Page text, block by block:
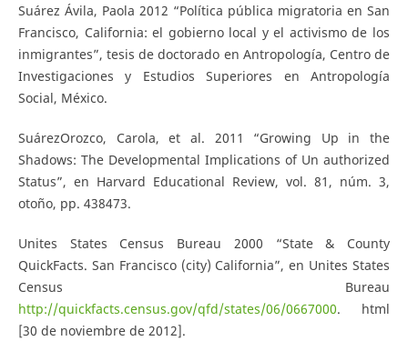
Suárez Ávila, Paola 2012 “Política pública migratoria en San
Francisco, California: el gobierno local y el activismo de los
inmigrantes”, tesis de doctorado en Antropología, Centro de
Investigaciones y Estudios Superiores en Antropología
Social, México.
Suárez­Orozco, Carola, et al. 2011 “Growing Up in the
Shadows: The Developmental Implications of Un­ authorized
Status”, en Harvard Educational Review, vol. 81, núm. 3,
otoño, pp. 438­473.
Unites States Census Bureau 2000 “State & County
QuickFacts. San Francisco (city) California”, en Unites States
Census Bureau
http://quickfacts.census.gov/qfd/states/06/0667000. html
[30 de noviembre de 2012].